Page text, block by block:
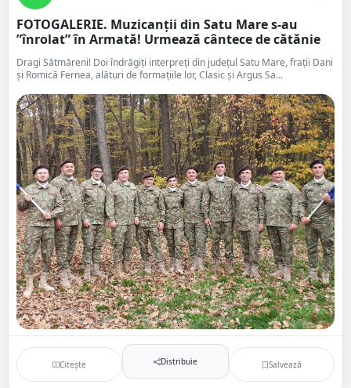
FOTOGALERIE. Muzicanții din Satu Mare s-au
”înrolat” în Armată! Urmează cântece de cătănie
Dragi Sătmăreni! Doi îndrăgiți interpreți din județul Satu Mare, frații Dani
și Romică Fernea, alături de formațiile lor, Clasic și Argus Sa...
Citește Distribuie Salvează